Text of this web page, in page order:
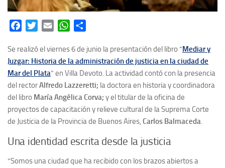
FacebookTwitterEmail WhatsApp
Se realizó el viernes 6 de junio la presentación del libro “Mediar y
Juzgar: Historia de la administración de justicia en la ciudad de
Mar del Plata” en Villa Devoto. La actividad contó con la presencia
del rectorAlfredo Lazzeretti; la doctora en historia y coordinadora
del libro María Angélica Corva; y el titular de la oficina de
proyectos de capacitación y relieve cultural de la Suprema Corte
de Justicia de la Provincia de Buenos Aires,Carlos Balmaceda.
Una identidad escrita desde la justicia
“Somos una ciudad que ha recibido con los brazos abiertos a